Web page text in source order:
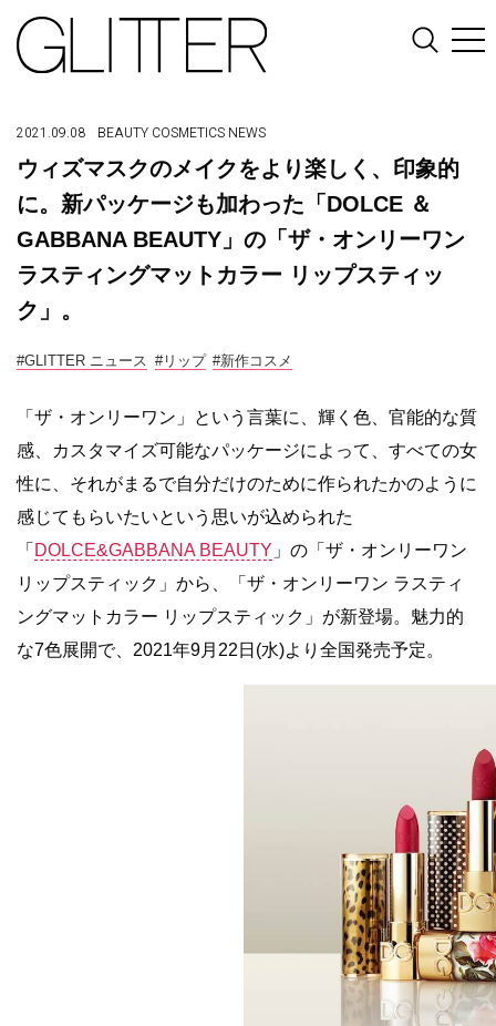
2021.09.08 BEAUTY COSMETICS NEWS
ウィズマスクのメイクをより楽しく、印象的
に。新パッケージも加わった「DOLCE ＆
GABBANA BEAUTY」の「ザ・オンリーワン
ラスティングマットカラー リップスティッ
ク」。
#GLITTER ニュース #リップ #新作コスメ
「ザ・オンリーワン」という言葉に、輝く色、官能的な質
感、カスタマイズ可能なパッケージによって、すべての女
性に、それがまるで自分だけのために作られたかのように
感じてもらいたいという思いが込められた
「 DOLCE&GABBANA BEAUTY 」の「ザ・オンリーワン
リップスティック」から、「ザ・オンリーワン ラスティ
ングマットカラー リップスティック」が新登場。魅力的
な7色展開で、2021年9月22日(水)より全国発売予定。